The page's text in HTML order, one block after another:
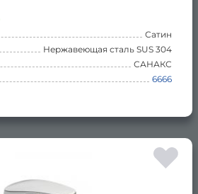
Сатин
Нержавеющая сталь SUS 304
САНАКС
6666